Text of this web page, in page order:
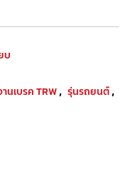
บ
นเบรค TRW, รุ่นรถยนต์,